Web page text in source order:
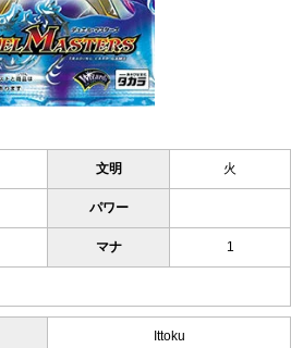
文明 火
パワー
マナ 1
Ittoku